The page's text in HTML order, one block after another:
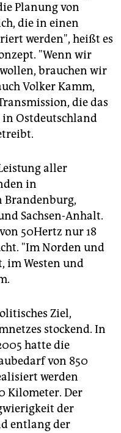
Planung von
die in einen
werden", heißt es
"Wenn wir
brauchen wir
Volker Kamm,
die das
Ostdeutschland
aller
in
Brandenburg,
Sachsen-Anhalt.
50Hertz nur 18
"Im Norden und
im Westen und
Ziel,
stockend. In
hatte die
von 850
werden
Kilometer. Der
der
entlang der